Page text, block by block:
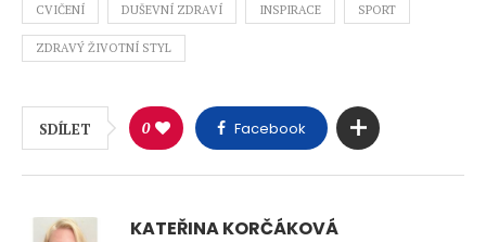
CVIČENÍ DUŠEVNÍ ZDRAVÍ INSPIRACE SPORT
ZDRAVÝ ŽIVOTNÍ STYL
SDÍLET 0 Facebook
KATEŘINA KORČÁKOVÁ